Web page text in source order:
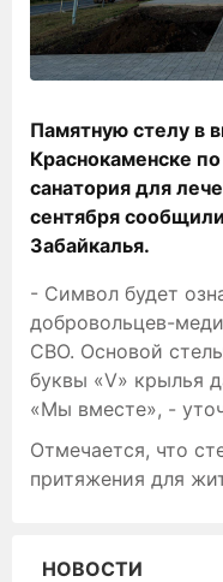
Памятную стелу в
Краснокаменске
санатория для
сентября
Забайкалья.
- Символ будет
добровольцев-
СВО. Основой
буквы «V» крылья
«Мы вместе», -
Отмечается, что
притяжения для
НОВОСТИ